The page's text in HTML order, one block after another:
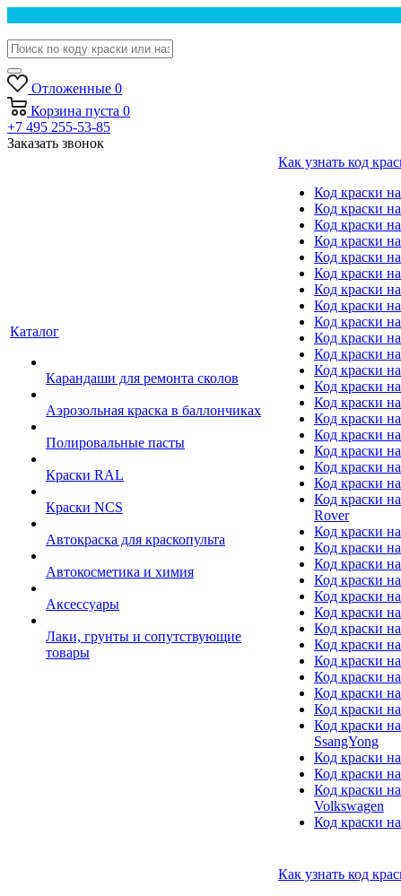
Отложенные 0
Корзина пуста 0
+7 495 255-53-85
Заказать звонок
Каталог
Карандаши для ремонта сколов
Аэрозольная краска в баллончиках
Полировальные пасты
Краски RAL
Краски NCS
Автокраска для краскопульта
Автокосметика и химия
Аксессуары
Лаки, грунты и сопутствующие
товары
Как узнать код
Код краски
Код краски
Код краски
Код краски
Код краски
Код краски
Код краски
Код краски
Код краски
Код краски
Код краски
Код краски
Код краски
Код краски
Код краски
Код краски
Код краски
Код краски
Код краски
Код краски
Rover
Код краски
Код краски
Код краски
Код краски
Код краски
Код краски
Код краски
Код краски
Код краски
Код краски
Код краски
Код краски
Код краски на
SsangYong
Код краски
Код краски
Код краски на
Volkswagen
Код краски
Как узнать код